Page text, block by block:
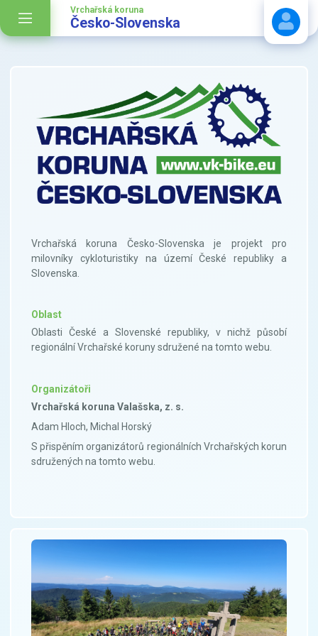
Vrchařská koruna
Česko-Slovenska
Stáhnout návod
Vrchařská koruna Česko-Slovenska je projekt pro
milovníky cykloturistiky na území České republiky a
Slovenska.
Oblast
Oblasti České a Slovenské republiky, v nichž působí
regionální Vrchařské koruny sdružené na tomto webu.
Organizátoři
Vrchařská koruna Valašska, z. s.
Adam Hloch, Michal Horský
S přispěním organizátorů regionálních Vrchařských korun
sdružených na tomto webu.